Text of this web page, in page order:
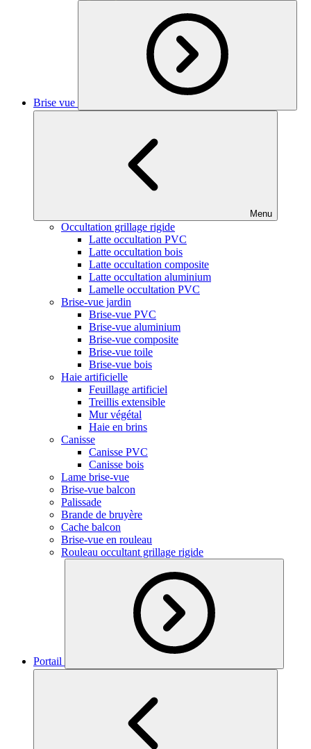
Brise vue
Menu
Occultation grillage rigide
Latte occultation PVC
Latte occultation bois
Latte occultation composite
Latte occultation aluminium
Lamelle occultation PVC
Brise-vue jardin
Brise-vue PVC
Brise-vue aluminium
Brise-vue composite
Brise-vue toile
Brise-vue bois
Haie artificielle
Feuillage artificiel
Treillis extensible
Mur végétal
Haie en brins
Canisse
Canisse PVC
Canisse bois
Lame brise-vue
Brise-vue balcon
Palissade
Brande de bruyère
Cache balcon
Brise-vue en rouleau
Rouleau occultant grillage rigide
Portail